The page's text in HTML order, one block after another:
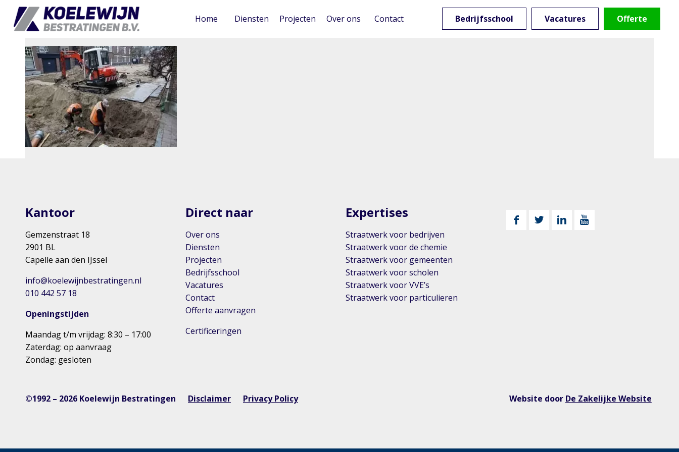
Home Diensten Projecten Over ons Contact Bedrijfsschool Vacatures Offerte
Kantoor
Gemzenstraat 18
2901 BL
Capelle aan den IJssel
info@koelewijnbestratingen.nl
010 442 57 18
Openingstijden
Maandag t/m vrijdag: 8:30 – 17:00
Zaterdag: op aanvraag
Zondag: gesloten
Direct naar
Over ons
Diensten
Projecten
Bedrijfsschool
Vacatures
Contact
Offerte aanvragen
Certificeringen
Expertises
Straatwerk voor bedrijven
Straatwerk voor de chemie
Straatwerk voor gemeenten
Straatwerk voor scholen
Straatwerk voor VVE’s
Straatwerk voor particulieren
©1992 – 2026 Koelewijn Bestratingen Disclaimer Privacy Policy Website door De Zakelijke Website